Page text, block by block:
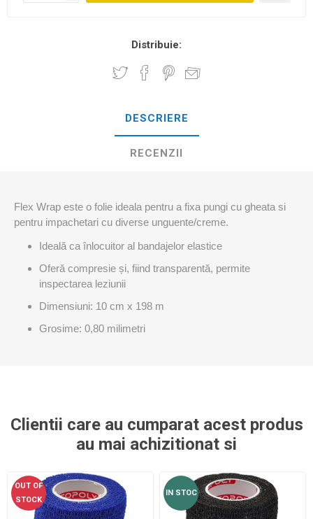
Distribuie:
DESCRIERE
RECENZII
Flex Wrap este o folie ideala pentru a fixa pungi cu gheata si
pentru impachetari cu diverse unguente/creme.
Ideală ca înlocuitor al bandajelor elastice
Oferă compresie și, fiind transparentă, permite
inspectarea leziunii
Dimensiuni: 10 cm x 198 m
Grosime: 0,80 milimetri
Clientii care au cumparat acest produs
au mai achizitionat si
OUT OF
STOCK
IN STOC